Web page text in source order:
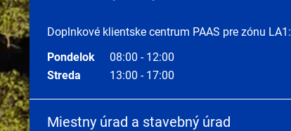
Doplnkové klientske centrum PAAS pre zónu LA1:
Pondelok
08:00 - 12:00
Streda
13:00 - 17:00
Miestny úrad a stavebný úrad